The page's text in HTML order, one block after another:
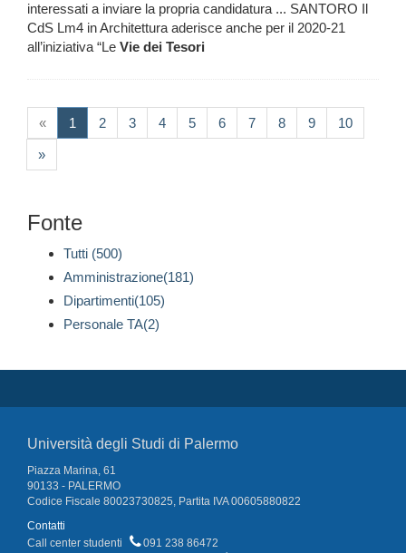
interessati a inviare la propria candidatura ... SANTORO Il
CdS Lm4 in Architettura aderisce anche per il 2020-21
all’iniziativa “Le Vie dei Tesori
« 1 (current)
2 3 4 5 6 7 8 9 10
»
Fonte
Tutti (500)
Amministrazione(181)
Dipartimenti(105)
Personale TA(2)
Università degli Studi di Palermo
Piazza Marina, 61
90133 - PALERMO
Codice Fiscale 80023730825, Partita IVA 00605880822
Contatti
Call center studenti
091 238 86472